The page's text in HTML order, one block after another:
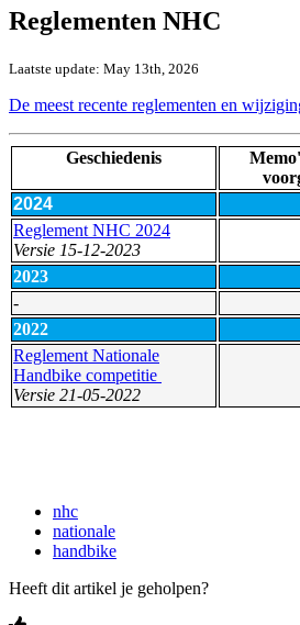
Reglementen NHC
Laatste update: May 13th, 2026
De meest recente reglementen en
Geschiedenis
2024
Reglement NHC 2024
Versie 15-12-2023
2023
-
2022
Reglement Nationale
Handbike competitie
Versie 21-05-2022
nhc
nationale
handbike
Heeft dit artikel je geholpen?